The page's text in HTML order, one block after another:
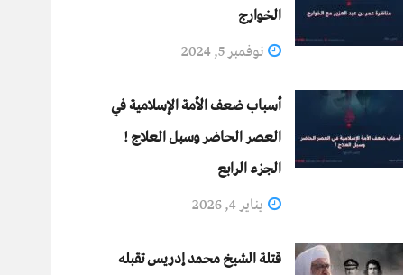
الخوارج
نوفمبر 5, 2024
أسباب ضعف الأمة الإسلامية في
العصر الحاضر وسبل العلاج !
الجزء الرابع
يناير 4, 2026
قتلة الشيخ محمد إدريس تقبله